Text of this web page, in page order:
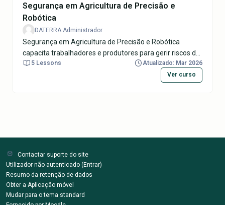
Segurança em Agricultura de Precisão e
Robótica
DATERRA Administrador
Segurança em Agricultura de Precisão e Robótica
capacita trabalhadores e produtores para gerir riscos da
agricultura 4.0, como operação de drones
pulverizadores, robôs colhedores colaborativos (cobots),
profissionais do agro que integram tecnologias,
garantindo compliance regulatório e operações seguras
em farms autónomas sustentáveis.
5 Lessons
Atualizado: Mar 2026
Ver curso
Contactar suporte do site
Utilizador não autenticado ( Entrar)
Resumo da retenção de dados
Obter a Aplicação móvel
Mudar para o tema standard